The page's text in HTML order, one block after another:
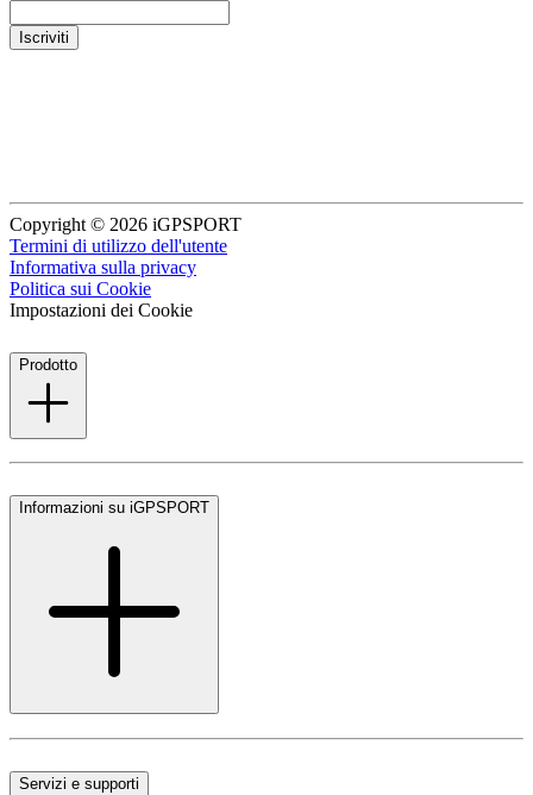
Iscriviti
Copyright © 2026 iGPSPORT
Termini di utilizzo dell'utente
Informativa sulla privacy
Politica sui Cookie
Impostazioni dei Cookie
Prodotto
Informazioni su iGPSPORT
Servizi e supporti